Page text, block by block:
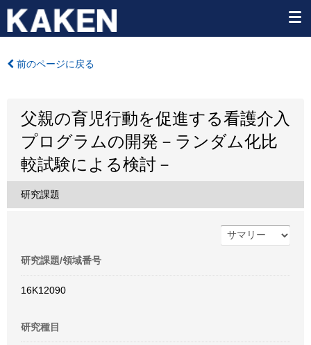
前のページに戻る
父親の育児行動を促進する看護介入
プログラムの開発－ランダム化比
較試験による検討－
研究課題
研究課題/領域番号
16K12090
研究種目